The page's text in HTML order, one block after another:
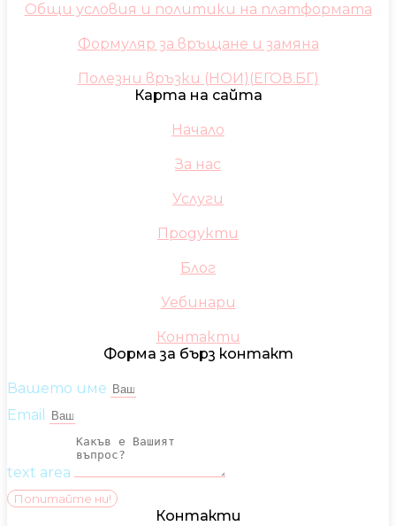
Общи условия и политики на платформата
Формуляр за връщане и замяна
Полезни връзки (НОИ)(ЕГОВ.БГ)
Карта на сайта
Начало
За нас
Услуги
Продукти
Блог
Уебинари
Контакти
Форма за бърз контакт
Вашето име
Email
text area
Попитайте ни!
Контакти